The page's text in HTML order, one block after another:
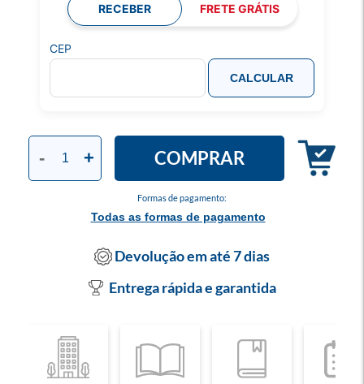
Formas de pagamento:
Todas as formas de pagamento
- + COMPRAR
RECEBER FRETE GRÁTIS
CEP
CALCULAR
Devolução em até 7 dias
Entrega rápida e garantida